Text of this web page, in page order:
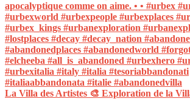
La Villa des Artistes 🎨 Exploration de la